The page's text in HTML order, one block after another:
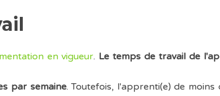
en vigueur. Le temps de travail de
par semaine. Toutefois, l'apprenti(e) de moins